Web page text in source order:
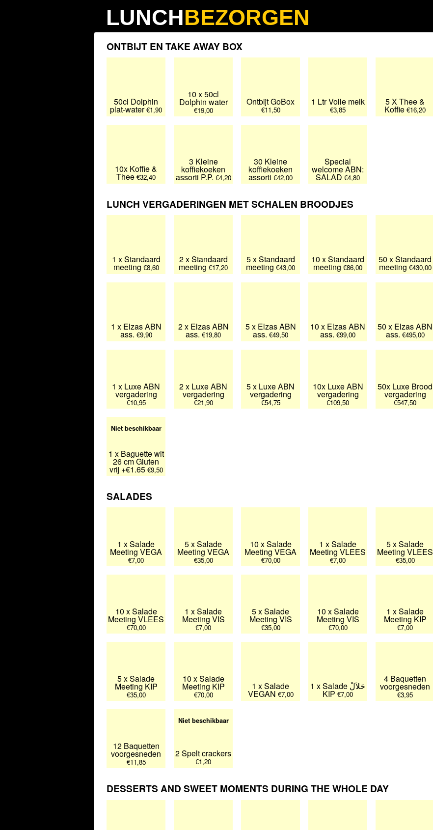
LUNCHBEZORGEN
English
Deutsch
Français
ONTBIJT EN TAKE AWAY BOX
50cl Dolphin
plat-water€1,90
10 x 50cl
Dolphin water
€19,00
Ontbijt GoBox
€11,50
1 Ltr Volle melk
€3,85
5 X Thee &
Koffie €16,20
10x Koffie &
Thee €32,40
3 Kleine
koffiekoeken
assorti P.P. €4,20
30 Kleine
koffiekoeken
assorti €42,00
Special
welcome ABN:
SALAD €4,80
LUNCH VERGADERINGEN MET SCHALEN BROODJES
1 x Standaard
meeting €8,60
2 x Standaard
meeting €17,20
5 x Standaard
meeting €43,00
10 x Standaard
meeting €86,00
50 x Standaard
meeting €430,00
1 x Elzas ABN
ass. €9,90
2 x Elzas ABN
ass. €19,80
5 x Elzas ABN
ass. €49,50
10 x Elzas ABN
ass. €99,00
50 x Elzas ABN
ass. €495,00
1 x Luxe ABN
vergadering
€10,95
2 x Luxe ABN
vergadering
€21,90
5 x Luxe ABN
vergadering
€54,75
10x Luxe ABN
vergadering
€109,50
50x Luxe Brood
vergadering
€547,50
1 x Baguette wit
26 cm Gluten
vrij +€1.65 €9,50
Niet beschikbaar
SALADES
1 x Salade
Meeting VEGA
€7,00
5 x Salade
Meeting VEGA
€35,00
10 x Salade
Meeting VEGA
€70,00
1 x Salade
Meeting VLEES
€7,00
5 x Salade
Meeting VLEES
€35,00
10 x Salade
Meeting VLEES
€70,00
1 x Salade
Meeting VIS
€7,00
5 x Salade
Meeting VIS
€35,00
10 x Salade
Meeting VIS
€70,00
1 x Salade
Meeting KIP
€7,00
5 x Salade
Meeting KIP
€35,00
10 x Salade
Meeting KIP
€70,00
1 x Salade
VEGAN €7,00
1 x Salade حَلاَلْ
KIP €7,00
4 Baquetten
voorgesneden
€3,95
12 Baquetten
voorgesneden
€11,85
2 Spelt crackers
€1,20
Niet beschikbaar
DESSERTS AND SWEET MOMENTS DURING THE WHOLE DAY